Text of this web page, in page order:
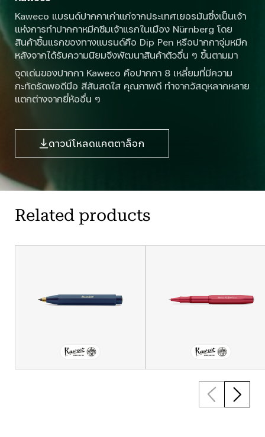
Kaweco แบรนด์ปากกาเก่าแก่จากประเทศเยอรมันซึ่งเป็นเจ้า
แห่งการทำปากกาหมึกซึมเจ้าแรกในเมือง Nürnberg โดย
สินค้าชิ้นแรกของทางแบรนด์คือ Dip Pen หรือปากกาจุ่มหมึก
หลังจากได้รับความนิยมจึงพัฒนาสินค้าตัวอื่น ๆ ขึ้นตามมา
จุดเด่นของปากกา Kaweco คือปากกา 8 เหลี่ยมที่มีความ
กะทัดรัดพอดีมือ สีสันสดใส คุณภาพดี ทำจากวัสดุหลากหลาย
แตกต่างจากยี่ห้ออื่น ๆ
ดาวน์โหลดแคตตาล็อก
Related products